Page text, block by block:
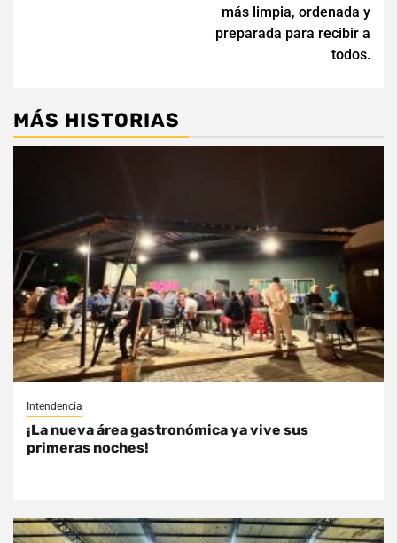
más limpia, ordenada y
preparada para recibir a
todos.
MÁS HISTORIAS
Intendencia
¡La nueva área gastronómica ya vive sus
primeras noches!